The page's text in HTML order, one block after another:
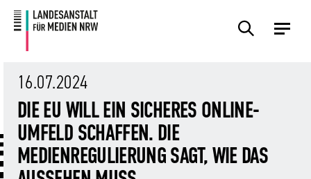
Zum
Inhalt
Zur
Navigation
Themen
Übersicht
Hass
Events
Übersicht
Audiopreis
Service
Übersicht
Angebote
Angebote
Übersicht
Frage?
Wir
antworten!
Über
Übersicht
Die
Landesanstalt
Regulierung
Übersicht
TV
und
Streaming
Übersicht
Für
Anbietende
von
Die
Übersicht
Der
Vorsitzende
Presse
Übersicht
Pressemitteilungen
16.07.2024
DIE EU WILL EIN SICHERES ONLINE-
UMFELD SCHAFFEN. DIE
MEDIENREGULIERUNG SAGT, WIE DAS